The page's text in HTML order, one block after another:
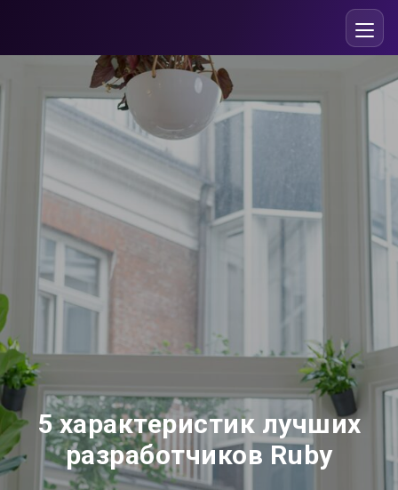
5 характеристик лучших
разработчиков Ruby